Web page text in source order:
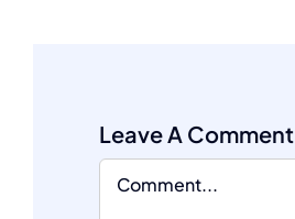
Leave A Comment
Comment